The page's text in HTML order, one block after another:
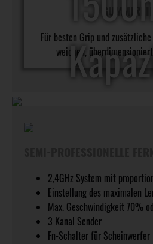
Für besten Grip und
weichen,
2,4GHz System mit
Einstellung des maximalen
Max. Geschwindigkeit 70%
3 Kanal Sender
Fn-Schalter für Scheinwerfer